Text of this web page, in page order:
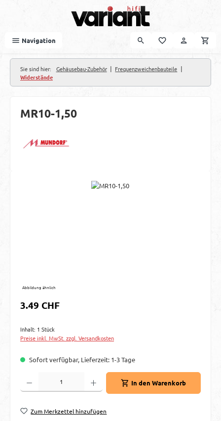
Navigation
Sie sind hier: Gehäusebau-Zubehör | Frequenzweichenbauteile |
Widerstände
MR10-1,50
Bildergalerie überspringen
Abbildung ähnlich
Regulärer Preis:
3.49 CHF
Inhalt: 1 Stück
Preise inkl. MwSt. zzgl. Versandkosten
Sofort verfügbar, Lieferzeit: 1-3 Tage
Produkt Anzahl: Gib den gewünschten Wert ein oder benutze die Schaltflächen
In den Warenkorb
Zum Merkzettel hinzufügen